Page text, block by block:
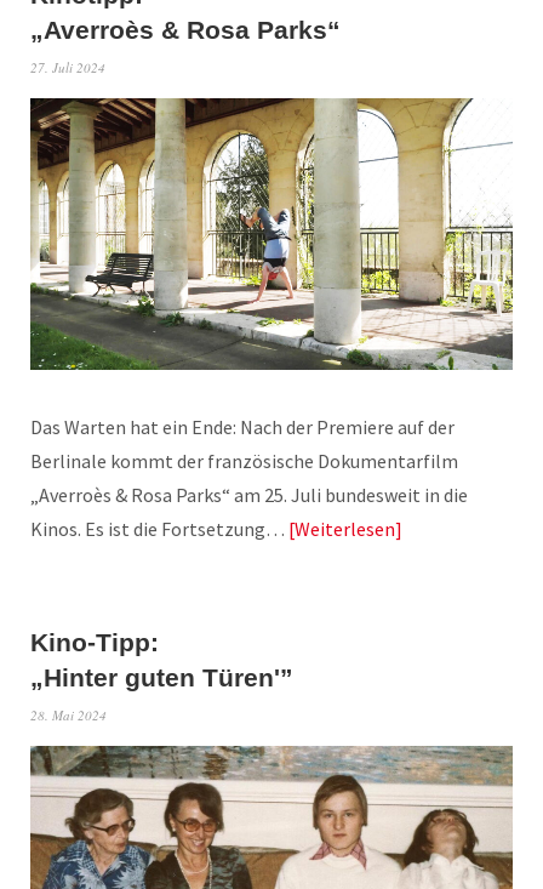
„Averroès & Rosa Parks“
27. Juli 2024
Das Warten hat ein Ende: Nach der Premiere auf der
Berlinale kommt der französische Dokumentarfilm
„Averroès & Rosa Parks“ am 25. Juli bundesweit in die
Kinos. Es ist die Fortsetzung… Weiterlesen
Kino-Tipp:
„Hinter guten Türen'”
28. Mai 2024